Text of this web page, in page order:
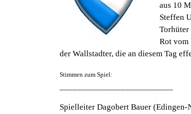
aus 10
Steffen
Rot vom
der Wallstadter, die an diesem Tag
Stimmen zum Spiel:
Spielleiter Dagobert Bauer (Edingen-